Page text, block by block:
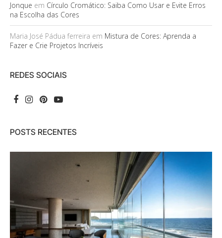
Jonque em Círculo Cromático: Saiba Como Usar e Evite Erros
na Escolha das Cores
Maria José Pádua ferreira em Mistura de Cores: Aprenda a
Fazer e Crie Projetos Incríveis
REDES SOCIAIS
POSTS RECENTES